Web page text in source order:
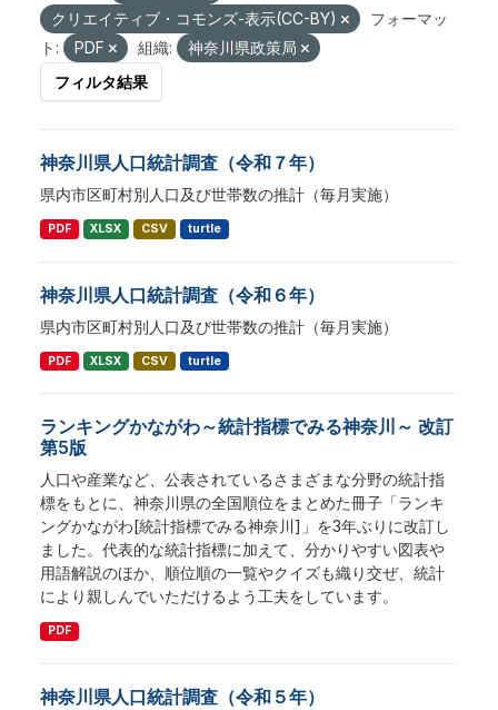
クリエイティブ・コモンズ-表示(CC-BY)
フォーマッ
ト:
PDF 組織:
神奈川県政策局
フィルタ結果
神奈川県人口統計調査（令和７年）
県内市区町村別人口及び世帯数の推計（毎月実施）
PDF XLSX CSV turtle
神奈川県人口統計調査（令和６年）
県内市区町村別人口及び世帯数の推計（毎月実施）
PDF XLSX CSV turtle
ランキングかながわ～統計指標でみる神奈川～ 改訂
第5版
人口や産業など、公表されているさまざまな分野の統計指
標をもとに、神奈川県の全国順位をまとめた冊子「ランキ
ングかながわ[統計指標でみる神奈川]」を3年ぶりに改訂し
ました。代表的な統計指標に加えて、分かりやすい図表や
用語解説のほか、順位順の一覧やクイズも織り交ぜ、統計
により親しんでいただけるよう工夫をしています。
PDF
神奈川県人口統計調査（令和５年）